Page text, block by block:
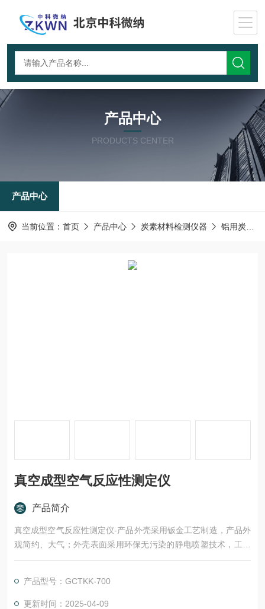
产品中心
PRODUCTS CENTER
产品中心
当前位置： 首页 产品中心 炭素材料检测仪器 铝用炭块空气反应测试仪
真空成型空气反应性测定仪
产品简介
真空成型空气反应性测定仪-产品外壳采用钣金工艺制造，产品外
观简约、大气；外壳表面采用环保无污染的静电喷塑技术，工艺
精制，耐磨，耐腐蚀。该仪器所用仪表及其控制元件均严格测
（PLC）控制，实验过程和数据全智能化处理；通过软件可实现
远程监控和数据分析。便捷的人机交互界面、高精度，智能化的
产品型号：GCTKK-700
更新时间：2025-04-09